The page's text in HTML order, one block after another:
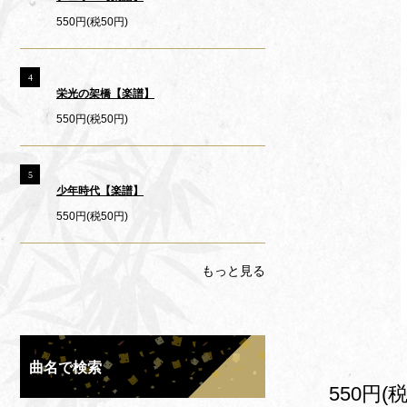
550円(税50円)
4
栄光の架橋【楽譜】
550円(税50円)
5
少年時代【楽譜】
550円(税50円)
もっと見る
曲名で検索
550円(